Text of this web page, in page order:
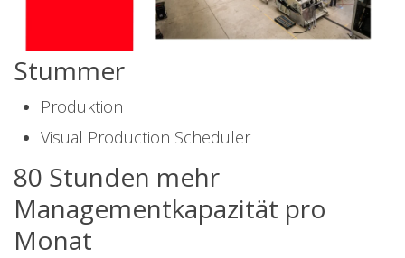
Stummer
Produktion
Visual Production Scheduler
80 Stunden mehr
Managementkapazität pro
Monat